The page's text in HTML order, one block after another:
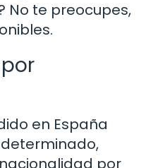
No te preocupes,
en España
por